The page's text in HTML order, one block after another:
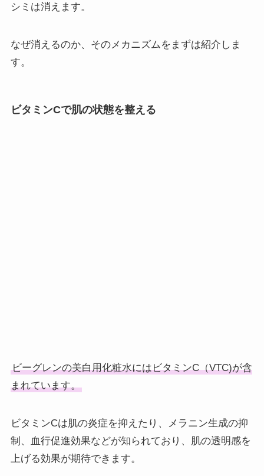
シミは消えます。
なぜ消えるのか、そのメカニズムをまずは紹介しま
す。
ビタミンCで肌の状態を整える
ビーグレンの美白用化粧水にはビタミンC（VTC)が含
まれています。
ビタミンCは肌の炎症を抑えたり、メラニン生成の抑
制、血行促進効果などが知られており、肌の透明感を
上げる効果が期待できます。